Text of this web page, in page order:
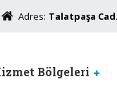
Adres: Talatpaşa
Bölgeleri